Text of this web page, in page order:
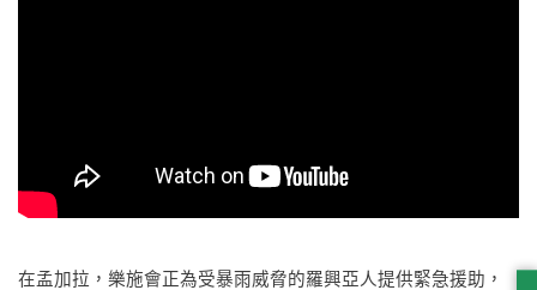
在孟加拉，樂施會正為受暴雨威脅的羅興亞人提供緊急援助，